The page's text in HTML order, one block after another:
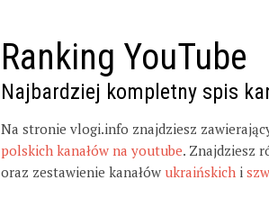
Ranking YouTube
Najbardziej kompletny spis
Na stronie vlogi.info znajdziesz
polskich kanałów na youtube. Znajdziesz
oraz zestawienie kanałów ukraińskich i